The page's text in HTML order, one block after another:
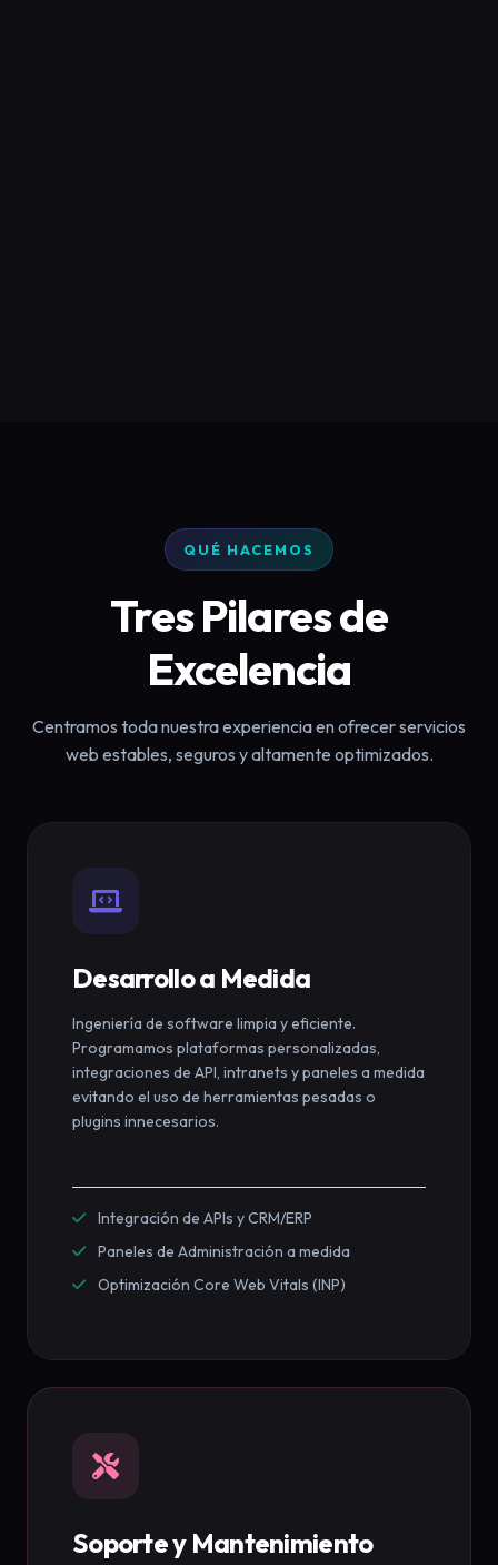
QUÉ HACEMOS
Tres Pilares de
Excelencia
Centramos toda nuestra experiencia en ofrecer servicios
web estables, seguros y altamente optimizados.
Desarrollo a Medida
Ingeniería de software limpia y eficiente.
Programamos plataformas personalizadas,
integraciones de API, intranets y paneles a medida
evitando el uso de herramientas pesadas o
plugins innecesarios.
Integración de APIs y CRM/ERP
Paneles de Administración a medida
Optimización Core Web Vitals (INP)
Soporte y Mantenimiento